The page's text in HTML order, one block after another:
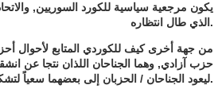
يكون مرجعية سياسية للكورد السوريين,
الذي طال انتظاره.
من جهة أخرى كيف للكوردي المتابع لأحوال
حزب آزادي, وهما الجناحان اللذان نتجا عن
ليعود الجناحان / الحزبان إلى بعضهما سعياً لتشكيل حزب جماهيري.